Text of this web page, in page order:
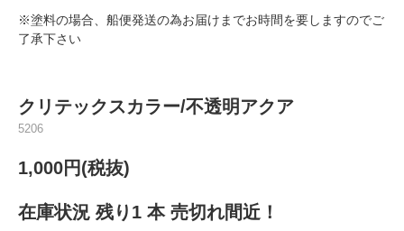
※塗料の場合、船便発送の為お届けまでお時間を要しますのでご
了承下さい
クリテックスカラー/不透明アクア
5206
1,000円(税抜)
在庫状況 残り1 本 売切れ間近！